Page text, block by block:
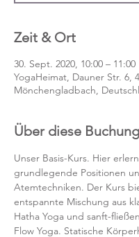
Zeit & Ort
30. Sept. 2020, 10:00 – 11:00
YogaHeimat, Dauner Str. 6,
Mönchengladbach,
Über diese Buchung
Unser Basis-Kurs. Hier
grundlegende Positionen
Atemtechniken. Der Kurs
entspannte Mischung aus
Hatha Yoga und sanft-
Flow Yoga. Statische